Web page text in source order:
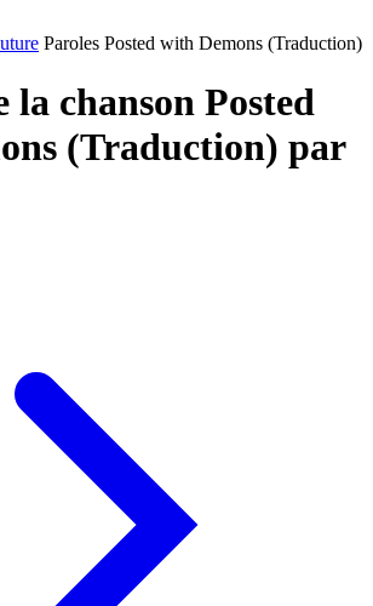
Paroles Posted with Demons (Traduction)
la chanson Posted
(Traduction) par